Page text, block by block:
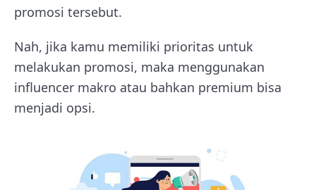
promosi tersebut.
Nah, jika kamu memiliki prioritas untuk
melakukan promosi, maka menggunakan
influencer makro atau bahkan premium bisa
menjadi opsi.